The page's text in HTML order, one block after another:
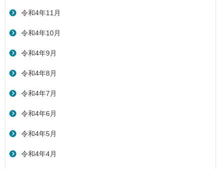
令和4年11月
令和4年10月
令和4年9月
令和4年8月
令和4年7月
令和4年6月
令和4年5月
令和4年4月